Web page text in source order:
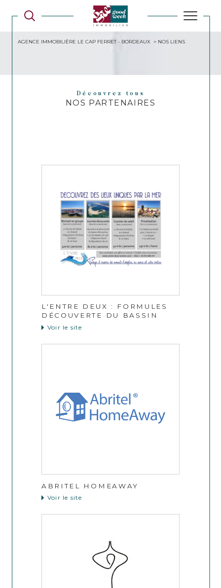
AGENCE IMMOBILIÈRE LE CAP FERRET - BORDEAUX NOS LIENS
Découvrez tous
NOS PARTENAIRES
L'ENTRE DEUX : FORMULES
DÉCOUVERTE DU BASSIN
Voir le site
ABRITEL HOMEAWAY
Voir le site